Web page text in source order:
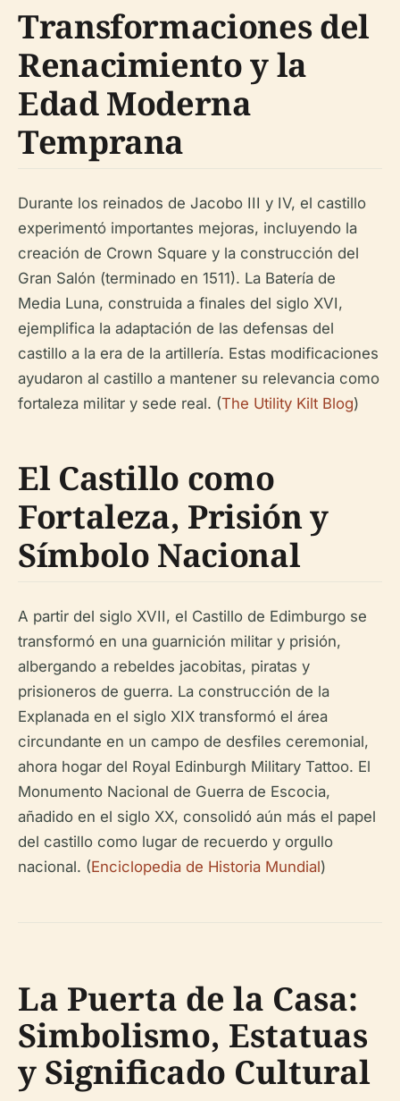
Transformaciones del
Renacimiento y la
Edad Moderna
Temprana
Durante los reinados de Jacobo III y IV, el castillo
experimentó importantes mejoras, incluyendo la
creación de Crown Square y la construcción del
Gran Salón (terminado en 1511). La Batería de
Media Luna, construida a finales del siglo XVI,
ejemplifica la adaptación de las defensas del
castillo a la era de la artillería. Estas modificaciones
ayudaron al castillo a mantener su relevancia como
fortaleza militar y sede real. (The Utility Kilt Blog)
El Castillo como
Fortaleza, Prisión y
Símbolo Nacional
A partir del siglo XVII, el Castillo de Edimburgo se
transformó en una guarnición militar y prisión,
albergando a rebeldes jacobitas, piratas y
prisioneros de guerra. La construcción de la
Explanada en el siglo XIX transformó el área
circundante en un campo de desfiles ceremonial,
ahora hogar del Royal Edinburgh Military Tattoo. El
Monumento Nacional de Guerra de Escocia,
añadido en el siglo XX, consolidó aún más el papel
del castillo como lugar de recuerdo y orgullo
nacional. (Enciclopedia de Historia Mundial)
La Puerta de la Casa:
Simbolismo, Estatuas
y Significado Cultural